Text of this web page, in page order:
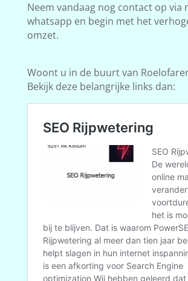
Neem vandaag nog contact op via
whatsapp en begin met het
omzet.
Woont u in de buurt van
Bekijk deze belangrijke links dan: